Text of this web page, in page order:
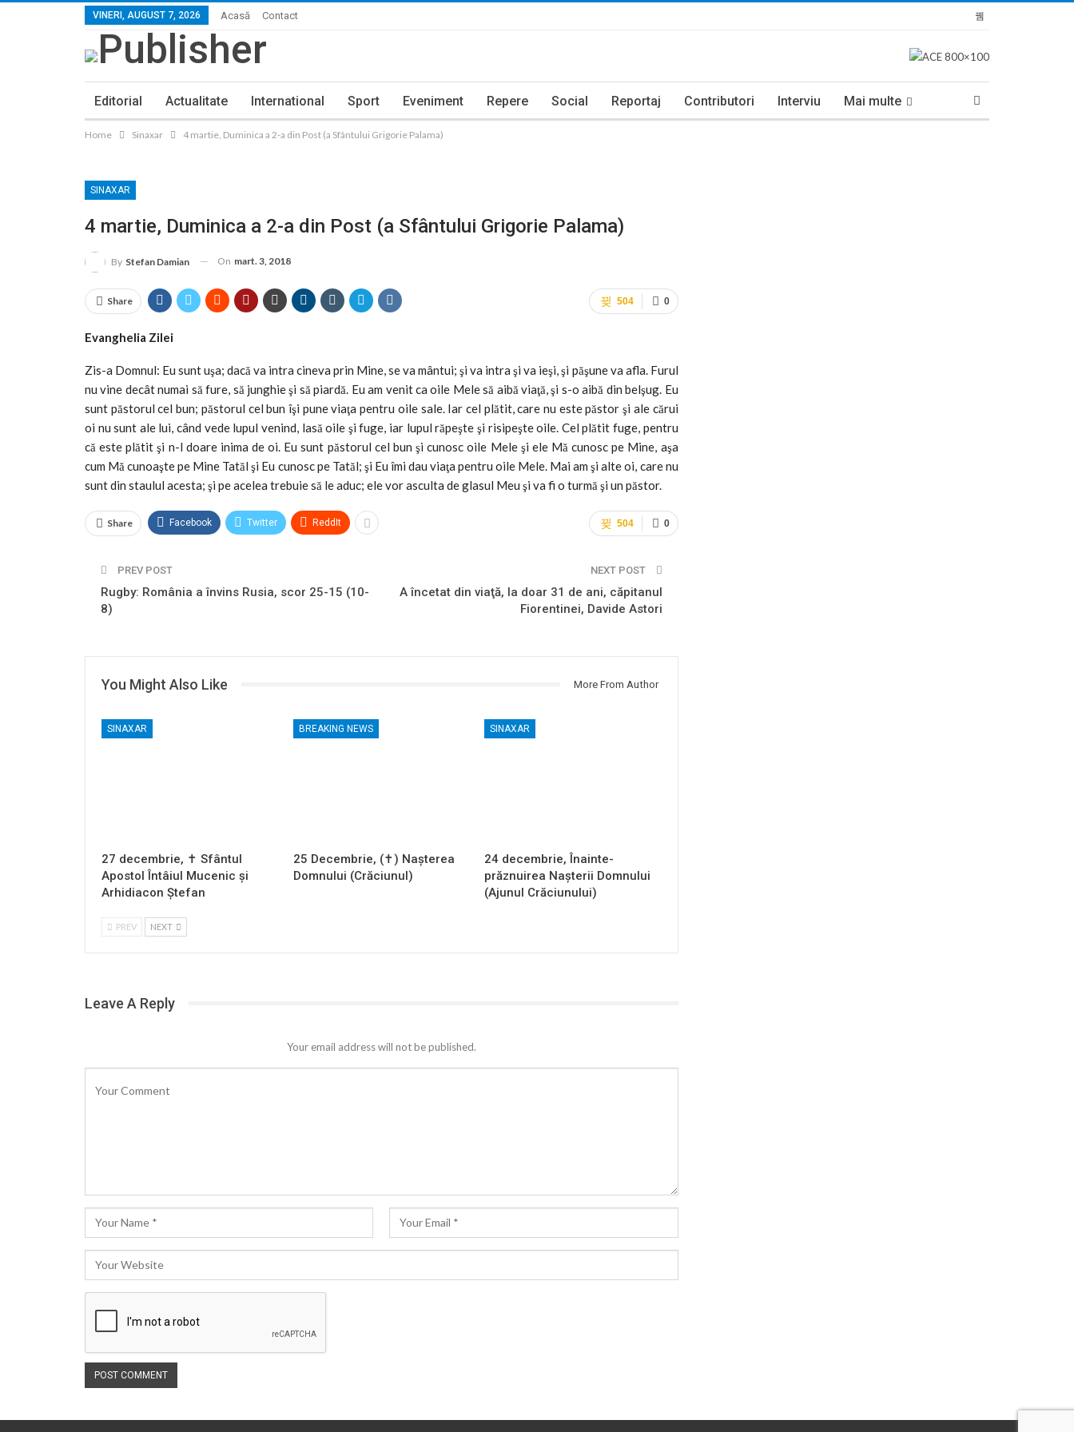
VINERI, AUGUST 7, 2026 Acasă Contact
Editorial Actualitate International Sport Eveniment Repere Social Reportaj Contributori Interviu Mai multe
Home Sinaxar 4 martie, Duminica a 2-a din Post (a Sfântului Grigorie Palama)
SINAXAR
4 martie, Duminica a 2-a din Post (a Sfântului Grigorie Palama)
By Stefan Damian On mart. 3, 2018
0
504
Share
Evanghelia Zilei
Zis-a Domnul: Eu sunt uşa; dacă va intra cineva prin Mine, se va mântui; şi va intra şi va ieşi, şi păşune va afla. Furul
nu vine decât numai să fure, să junghie şi să piardă. Eu am venit ca oile Mele să aibă viaţă, şi s-o aibă din belşug. Eu
sunt păstorul cel bun; păstorul cel bun îşi pune viaţa pentru oile sale. Iar cel plătit, care nu este păstor şi ale cărui
oi nu sunt ale lui, când vede lupul venind, lasă oile şi fuge, iar lupul răpeşte şi risipeşte oile. Cel plătit fuge, pentru
că este plătit şi n-l doare inima de oi. Eu sunt păstorul cel bun şi cunosc oile Mele şi ele Mă cunosc pe Mine, aşa
cum Mă cunoaşte pe Mine Tatăl şi Eu cunosc pe Tatăl; şi Eu îmi dau viaţa pentru oile Mele. Mai am şi alte oi, care nu
sunt din staulul acesta; şi pe acelea trebuie să le aduc; ele vor asculta de glasul Meu şi va fi o turmă şi un păstor.
0
504
Share Facebook Twitter ReddIt
PREV POST
Rugby: România a învins Rusia, scor 25-15 (10-
8)
NEXT POST
A încetat din viaţă, la doar 31 de ani, căpitanul
Fiorentinei, Davide Astori
You Might Also Like More From Author
SINAXAR
27 decembrie, ✝ Sfântul
Apostol Întâiul Mucenic și
Arhidiacon Ștefan
BREAKING NEWS
25 Decembrie, (✝) Nașterea
Domnului (Crăciunul)
SINAXAR
24 decembrie, Înainte-
prăznuirea Naşterii Domnului
(Ajunul Crăciunului)
PREV NEXT
Leave A Reply
Your email address will not be published.